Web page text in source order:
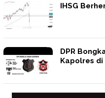
IHSG
DPR
Kapolres di